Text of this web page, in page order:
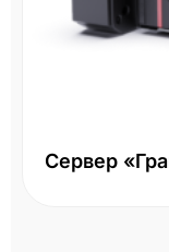
Сервер